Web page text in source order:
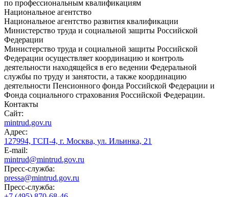
по профессиональным квалификациям
Национальное агентство
Национальное агентство развития квалификации
Министерство труда и социальной защиты Российской
Федерации
Министерство труда и социальной защиты Российской
Федерации осуществляет координацию и контроль
деятельности находящейся в его ведении Федеральной
службы по труду и занятости, а также координацию
деятельности Пенсионного фонда Российской Федерации и
Фонда социального страхования Российской Федерации.
Контакты
Сайт:
mintrud.gov.ru
Адрес:
127994, ГСП-4, г. Москва, ул. Ильинка, 21
E-mail:
mintrud@mintrud.gov.ru
Пресс-служба:
pressa@mintrud.gov.ru
Пресс-служба: